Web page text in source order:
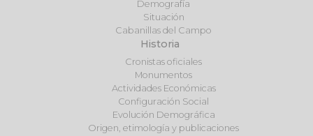
Demografía
Situación
Cabanillas del Campo
Historia
Cronistas oficiales
Monumentos
Actividades Económicas
Configuración Social
Evolución Demográfica
Origen, etimología y publicaciones